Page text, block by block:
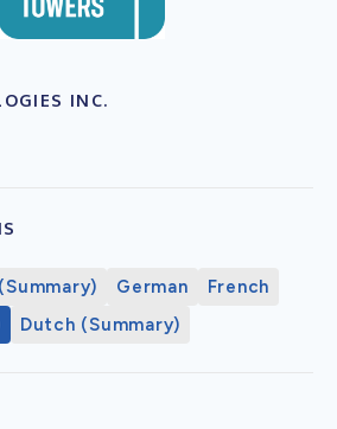
INC.
German
French
Dutch (Summary)